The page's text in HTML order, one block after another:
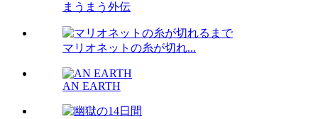
まうまう外伝
マリオネットの糸が切れ...
AN EARTH